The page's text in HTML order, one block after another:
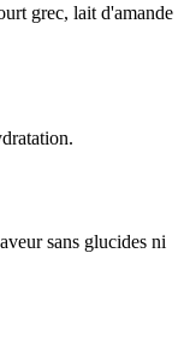
grec, lait d'amande
sans glucides ni